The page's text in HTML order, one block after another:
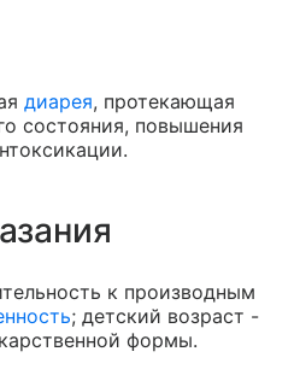
диарея, протекающая
состояния, повышения
к производным
; детский возраст -
формы.